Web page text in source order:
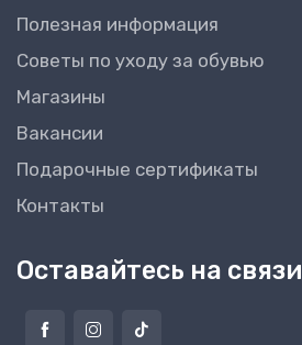
Полезная информация
Советы по уходу за обувью
Магазины
Вакансии
Подарочные сертификаты
Контакты
Оставайтесь на связи